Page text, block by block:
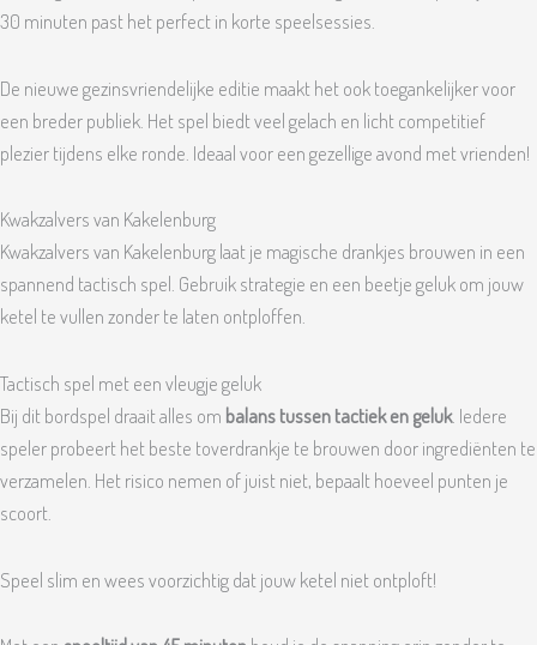
30 minuten past het perfect in korte speelsessies.
De nieuwe gezinsvriendelijke editie maakt het ook toegankelijker voor
een breder publiek. Het spel biedt veel gelach en licht competitief
plezier tijdens elke ronde. Ideaal voor een gezellige avond met vrienden!
Kwakzalvers van Kakelenburg
Kwakzalvers van Kakelenburg laat je magische drankjes brouwen in een
spannend tactisch spel. Gebruik strategie en een beetje geluk om jouw
ketel te vullen zonder te laten ontploffen.
Tactisch spel met een vleugje geluk
Bij dit bordspel draait alles om balans tussen tactiek en geluk. Iedere
speler probeert het beste toverdrankje te brouwen door ingrediënten te
verzamelen. Het risico nemen of juist niet, bepaalt hoeveel punten je
scoort.
Speel slim en wees voorzichtig dat jouw ketel niet ontploft!